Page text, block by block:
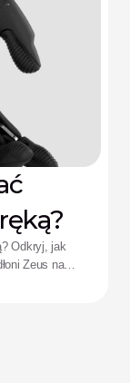
Odkryj, jak
Zeus na